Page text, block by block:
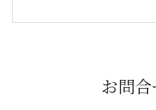
お問